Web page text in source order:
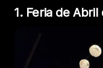
1. Feria de Abril